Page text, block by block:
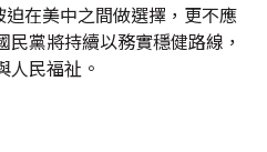
在美中之間做選擇，更不應
黨將持續以務實穩健路線，
人民福祉。